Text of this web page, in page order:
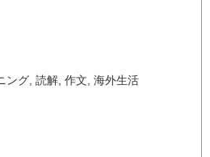
ング 読解 作文 海外生活